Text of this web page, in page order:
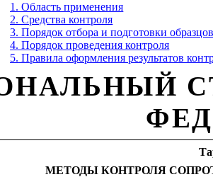
1. Область применения
2. Средства контроля
3. Порядок отбора и подготовки
4. Порядок проведения контроля
5. Правила оформления результатов
МЕТОДЫ КОНТРОЛЯ